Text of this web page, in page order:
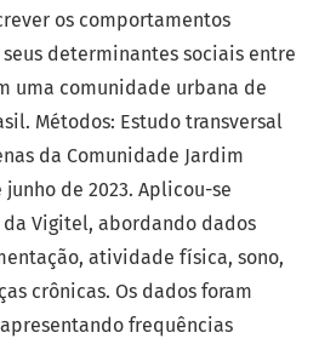
os comportamentos
determinantes sociais entre
uma comunidade urbana de
Métodos: Estudo transversal
da Comunidade Jardim
de 2023. Aplicou-se
Vigitel, abordando dados
atividade física, sono,
crônicas. Os dados foram
frequências